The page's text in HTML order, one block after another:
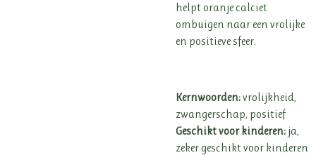
helpt oranje calciet
ombuigen naar een vrolijke
en positieve sfeer.
Kernwoorden:vrolijkheid,
zwangerschap, positief
Geschikt voor kinderen: ja,
zeker geschikt voor kinderen